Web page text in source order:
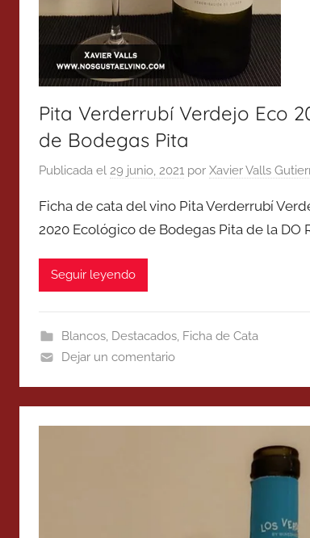
Pita Verderrubí Verdejo Eco
de Bodegas Pita
Publicada el 29 junio, 2021 por Xavier Valls
Ficha de cata del vino Pita Verderrubí
2020 Ecológico de Bodegas Pita de la DO
Seguir leyendo
Blancos, Destacados, Ficha de Cata
Dejar un comentario